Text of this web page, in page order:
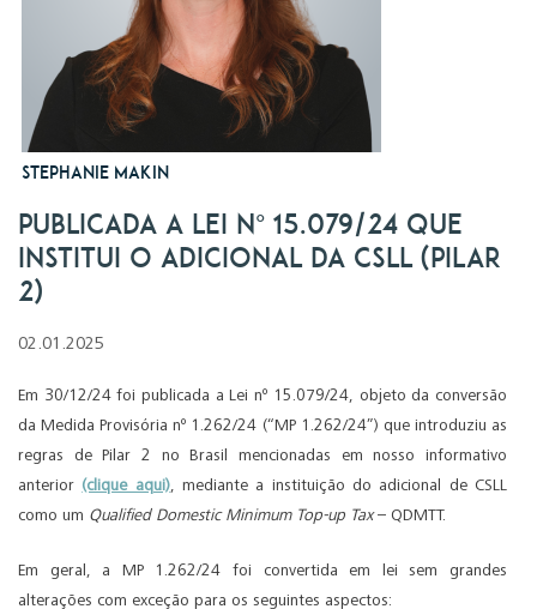
Stephanie Makin
Publicada a Lei nº 15.079/24 que
institui o adicional da CSLL (Pilar
2)
02.01.2025
Em 30/12/24 foi publicada a Lei nº 15.079/24, objeto da conversão
da Medida Provisória nº 1.262/24 (“MP 1.262/24”) que introduziu as
regras de Pilar 2 no Brasil mencionadas em nosso informativo
anterior (clique aqui), mediante a instituição do adicional de CSLL
como um Qualified Domestic Minimum Top-up Tax– QDMTT.
Em geral, a MP 1.262/24 foi convertida em lei sem grandes
alterações com exceção para os seguintes aspectos: